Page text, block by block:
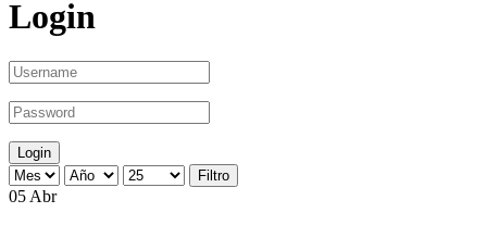
Login
Filtro
05 Abr